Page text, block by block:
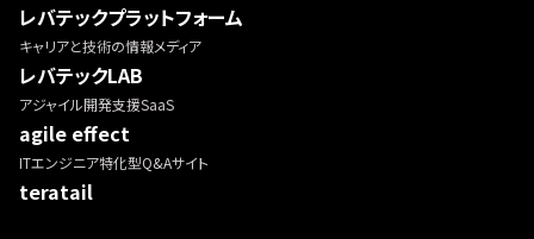
レバテックプラットフォーム
キャリアと技術の情報メディア
レバテックLAB
アジャイル開発支援SaaS
agile effect
ITエンジニア特化型Q&Aサイト
teratail